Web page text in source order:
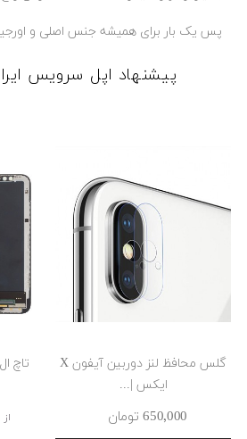
پس یک بار برای همیشه جنس اصلی و
پیشنهاد اپل سرویس
گلس محافظ لنز دوربین آیفون X
ایکس |...
650٬000 ‎تومان از